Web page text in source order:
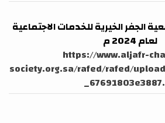
الجفر الخيرية للخدمات الاجتماعية
لعام 2024 م
https://www.aljafr-
society.org.sa/rafed/rafed/